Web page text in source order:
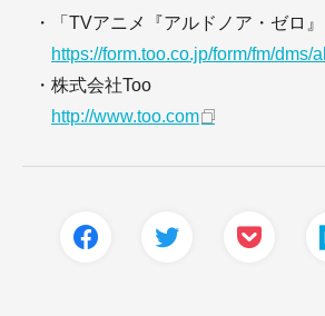
・「TVアニメ『アルドノア・ゼロ』
https://form.too.co.jp/form/fm/dms/
・株式会社Too
http://www.too.com